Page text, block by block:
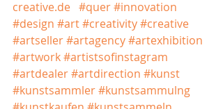
creative.de #quer#innovation
#design #art#creativity#creative
#artseller#artagency#artexhibition
#artwork#artistsofinstagram
#artdealer#artdirection #kunst
#kunstsammler#kunstsammulng